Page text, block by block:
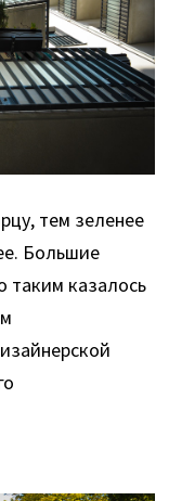
тем зеленее
Большие
таким казалось